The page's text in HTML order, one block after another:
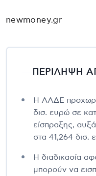
newmoney.gr
ΠΕΡΙΛΗΨΗ
Η ΑΑΔΕ
δισ. ευρώ σε
είσπραξης,
στα 41,264 δισ.
Η διαδικασία
μπορούν να